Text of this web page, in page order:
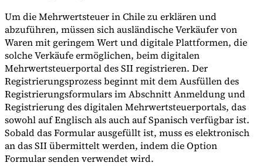
Um die Mehrwertsteuer in Chile zu erklären und
abzuführen, müssen sich ausländische Verkäufer von
Waren mit geringem Wert und digitale Plattformen, die
solche Verkäufe ermöglichen, beim digitalen
Mehrwertsteuerportal des SII registrieren. Der
Registrierungsprozess beginnt mit dem Ausfüllen des
Registrierungsformulars im Abschnitt Anmeldung und
Registrierung des digitalen Mehrwertsteuerportals, das
sowohl auf Englisch als auch auf Spanisch verfügbar ist.
Sobald das Formular ausgefüllt ist, muss es elektronisch
an das SII übermittelt werden, indem die Option
Formular senden verwendet wird.